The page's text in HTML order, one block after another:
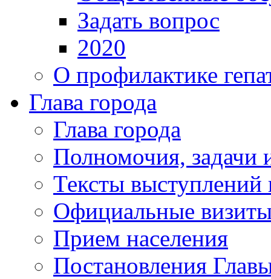
Задать вопрос
2020
О профилактике
Глава города
Глава города
Полномочия, задачи
Тексты выступлений
Официальные
Прием населения
Постановления